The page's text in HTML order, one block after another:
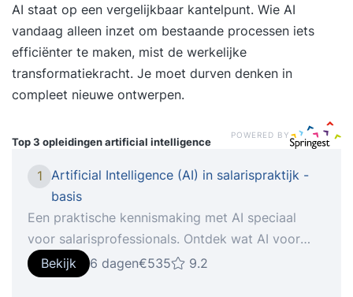
AI staat op een vergelijkbaar kantelpunt. Wie AI
vandaag alleen inzet om bestaande processen iets
efficiënter te maken, mist de werkelijke
transformatiekracht. Je moet durven denken in
compleet nieuwe ontwerpen.
Top 3 opleidingenartificial intelligence
POWERED BY
1
Artificial Intelligence (AI) in salarispraktijk -
basis
Een praktische kennismaking met AI speciaal
voor salarisprofessionals. Ontdek wat AI voor
jouw werk kan betekenen. Een praktische
kennismaking voor salarisprofessionals In deze
Bekijk 6 dagen€535 9.2